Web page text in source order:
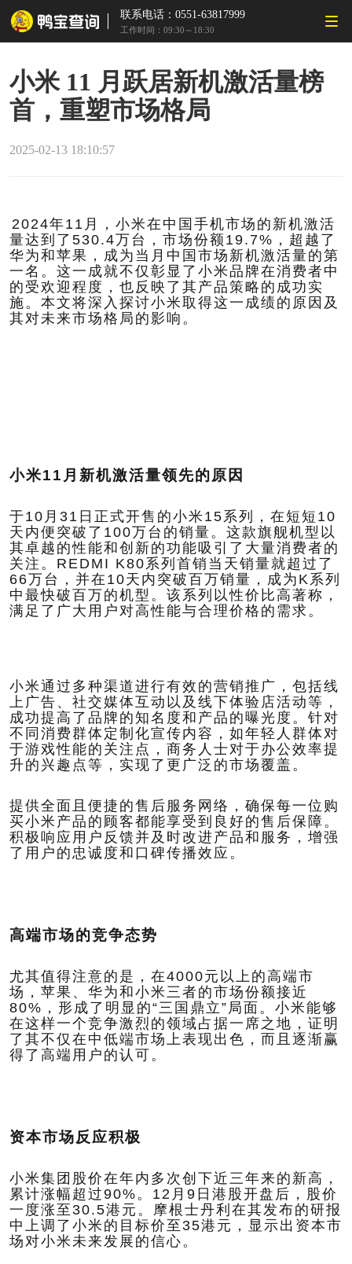
联系电话：0551-63817999
工作时间：09:30～18:30
小米 11 月跃居新机激活量榜
首，重塑市场格局
2025-02-13 18:10:57
2024年11月，小米在中国手机市场的新机激活
量达到了530.4万台，市场份额19.7%，超越了
华为和苹果，成为当月中国市场新机激活量的第
一名。这一成就不仅彰显了小米品牌在消费者中
的受欢迎程度，也反映了其产品策略的成功实
施。本文将深入探讨小米取得这一成绩的原因及
其对未来市场格局的影响。
小米11月新机激活量领先的原因
于10月31日正式开售的小米15系列，在短短10
天内便突破了100万台的销量。这款旗舰机型以
其卓越的性能和创新的功能吸引了大量消费者的
关注。REDMI K80系列首销当天销量就超过了
66万台，并在10天内突破百万销量，成为K系列
中最快破百万的机型。该系列以性价比高著称，
满足了广大用户对高性能与合理价格的需求。
小米通过多种渠道进行有效的营销推广，包括线
上广告、社交媒体互动以及线下体验店活动等，
成功提高了品牌的知名度和产品的曝光度。针对
不同消费群体定制化宣传内容，如年轻人群体对
于游戏性能的关注点，商务人士对于办公效率提
升的兴趣点等，实现了更广泛的市场覆盖。
提供全面且便捷的售后服务网络，确保每一位购
买小米产品的顾客都能享受到良好的售后保障。
积极响应用户反馈并及时改进产品和服务，增强
了用户的忠诚度和口碑传播效应。
高端市场的竞争态势
尤其值得注意的是，在4000元以上的高端市
场，苹果、华为和小米三者的市场份额接近
80%，形成了明显的“三国鼎立”局面。小米能够
在这样一个竞争激烈的领域占据一席之地，证明
了其不仅在中低端市场上表现出色，而且逐渐赢
得了高端用户的认可。
资本市场反应积极
小米集团股价在年内多次创下近三年来的新高，
累计涨幅超过90%。12月9日港股开盘后，股价
一度涨至30.5港元。摩根士丹利在其发布的研报
中上调了小米的目标价至35港元，显示出资本市
场对小米未来发展的信心。